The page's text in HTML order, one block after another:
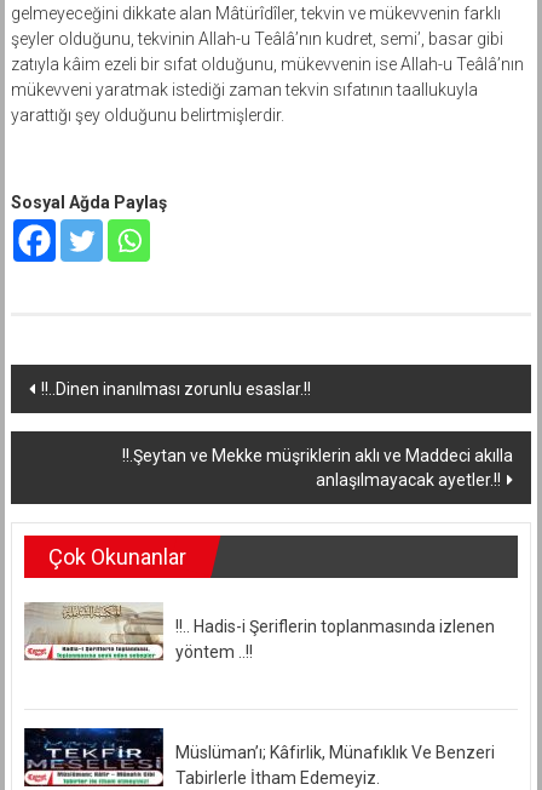
gelmeyeceğini dikkate alan Mâtürîdîler, tekvin ve mükevvenin farklı
şeyler olduğunu, tekvinin Allah-u Teâlâ’nın kudret, semi’, basar gibi
zatıyla kâim ezeli bir sıfat olduğunu, mükevvenin ise Allah-u Teâlâ’nın
mükevveni yaratmak istediği zaman tekvin sıfatının taallukuyla
yarattığı şey olduğunu belirtmişlerdir.
Sosyal Ağda Paylaş
Yazı
dolaşımı
!!..Dinen inanılması zorunlu esaslar.!!
!!.Şeytan ve Mekke müşriklerin aklı ve Maddeci akılla
anlaşılmayacak ayetler.!!
Çok Okunanlar
!!.. Hadis-i Şeriflerin toplanmasında izlenen
yöntem ..!!
Müslüman’ı; Kâfirlik, Münafıklık Ve Benzeri
Tabirlerle İtham Edemeyiz.